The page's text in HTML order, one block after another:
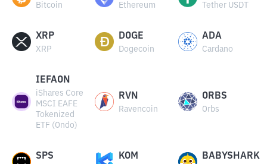
Bitcoin Ethereum Tether USDT
XRP
XRP
DOGE
Dogecoin
ADA
Cardano
IEFAON
iShares Core
MSCI EAFE
Tokenized
ETF (Ondo)
RVN
Ravencoin
ORBS
Orbs
SPS KOM BABYSHARK